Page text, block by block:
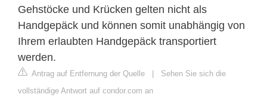
Gehstöcke und Krücken gelten nicht als
Handgepäck und können somit unabhängig von
Ihrem erlaubten Handgepäck transportiert
werden.
Antrag auf Entfernung der Quelle
Sehen Sie sich die
vollständige Antwort auf condor.com an